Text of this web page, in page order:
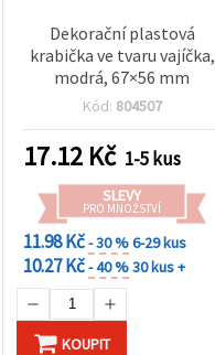
Dekorační plastová
krabička ve tvaru vajíčka,
modrá, 67×56 mm
Kód: 804507
17.12 Kč 1-5 kus
SLEVY
PRO MNOŽSTVÍ
11.98 Kč- 30 %6-29 kus
10.27 Kč- 40 %30 kus +
KOUPIT